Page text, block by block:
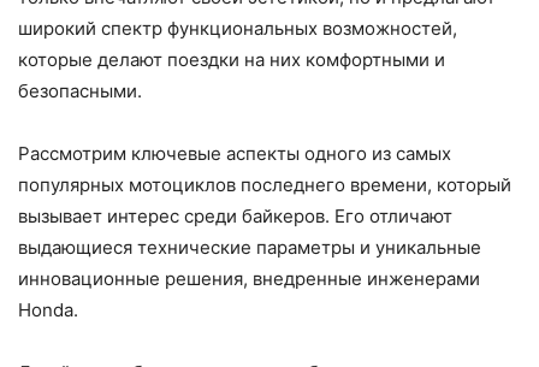
широкий спектр функциональных возможностей,
которые делают поездки на них комфортными и
безопасными.
Рассмотрим ключевые аспекты одного из самых
популярных мотоциклов последнего времени, который
вызывает интерес среди байкеров. Его отличают
выдающиеся технические параметры и уникальные
инновационные решения, внедренные инженерами
Honda.